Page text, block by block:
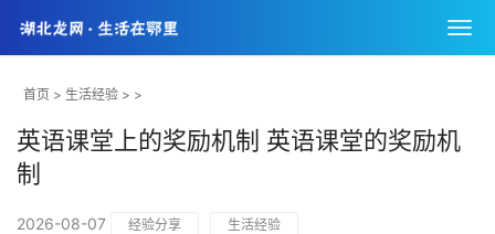
首页 > 生活经验 > >
英语课堂上的奖励机制 英语课堂的奖励机
制
2026-08-07 经验分享 生活经验